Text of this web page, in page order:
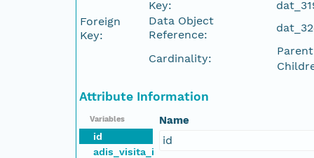
Foreign
Key:
Key:
Data Object
Reference:
Cardinality:
Attribute Information
Variables
id
adis_visita_id
Name
id